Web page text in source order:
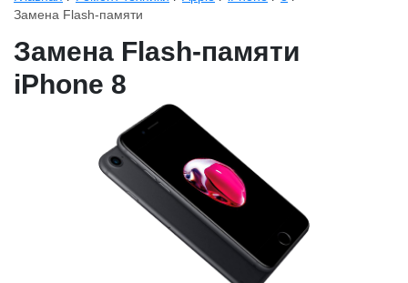
Замена Flash-памяти
Замена Flash-памяти
iPhone 8